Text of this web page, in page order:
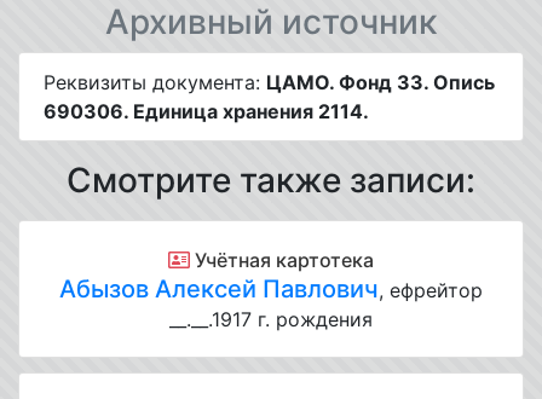
Архивный источник
Реквизиты документа: ЦАМО. Фонд 33. Опись
690306. Единица хранения 2114.
Смотрите также записи:
Учётная картотека
Абызов Алексей Павлович, ефрейтор
__.__.1917 г. рождения